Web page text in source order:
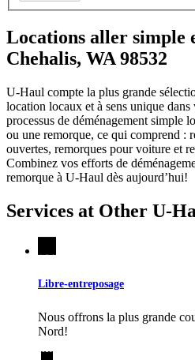
Locations aller simple
Chehalis, WA 98532
U-Haul compte la plus grande
location locaux et à sens unique dans
processus de déménagement simple
ou une remorque, ce qui comprend :
ouvertes, remorques pour voiture et
Combinez vos efforts de
remorque à U-Haul dès aujourd’hui!
Services at Other U-
Libre-entreposage
Nous offrons la plus grande
Nord!